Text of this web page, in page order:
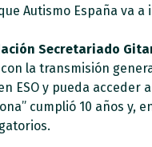
Autismo España va
Secretariado
la transmisión
ESO y pueda
cumplió 10 años y,